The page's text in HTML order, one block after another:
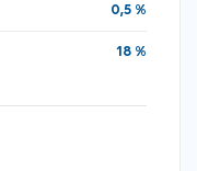
0,5 %
18 %